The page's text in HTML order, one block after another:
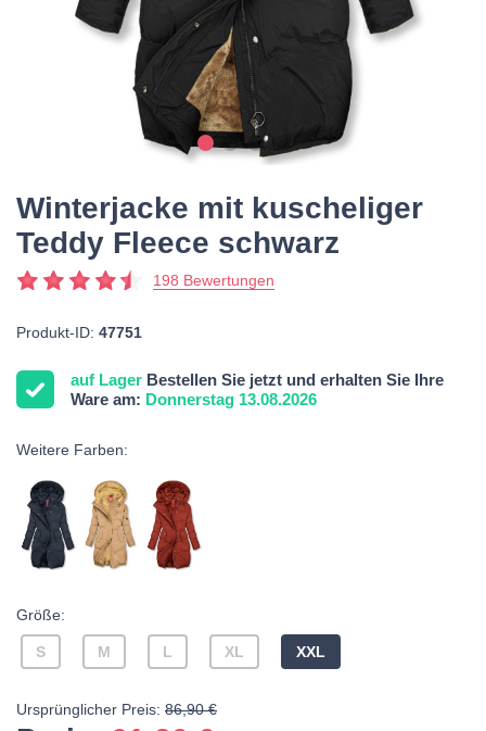
Winterjacke mit kuscheliger
Teddy Fleece schwarz
198 Bewertungen
Produkt-ID: 47751
auf Lager Bestellen Sie jetzt und erhalten Sie Ihre
Ware am: Donnerstag 13.08.2026
Weitere Farben:
Größe:
S M L XL XXL
Ursprünglicher Preis: 86,90 €